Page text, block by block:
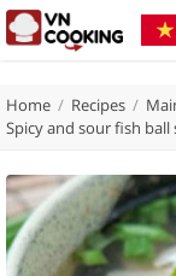
Home / Recipes /
Spicy and sour fish ball